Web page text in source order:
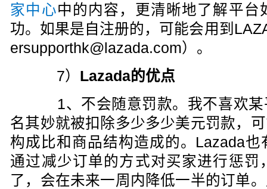
家中心中的内容，更清晰地了解平台
功。如果是自注册的，可能会用到
ersupporthk@lazada.com）。
7） Lazada的优点
1、不会随意罚款。我不喜欢某
名其妙就被扣除多少多少美元罚款，
构成比和商品结构造成的。Lazada
通过减少订单的方式对买家进行惩罚
了，会在未来一周内降低一半的订单